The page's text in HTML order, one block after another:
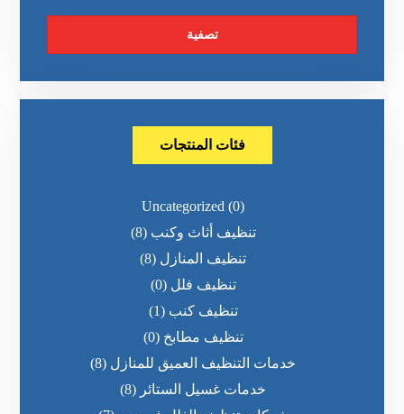
تصفية
فئات المنتجات
Uncategorized (0)
تنظيف أثاث وكنب (8)
تنظيف المنازل (8)
تنظيف فلل (0)
تنظيف كنب (1)
تنظيف مطابخ (0)
خدمات التنظيف العميق للمنازل (8)
خدمات غسيل الستائر (8)